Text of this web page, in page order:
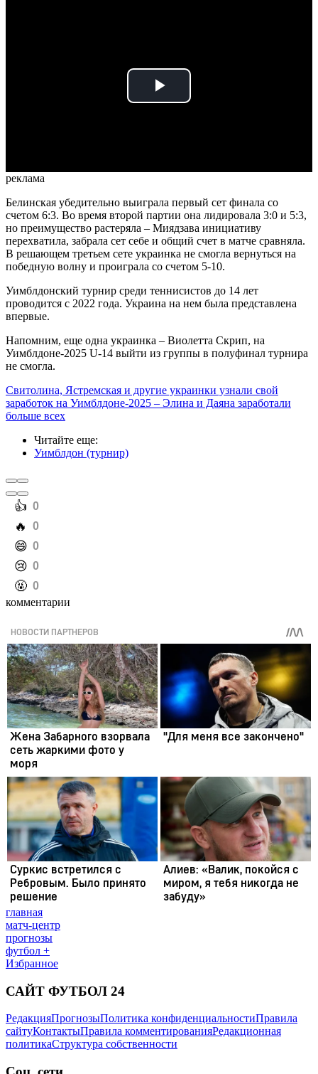
Play
реклама
Белинская убедительно выиграла первый сет финала со
счетом 6:3. Во время второй партии она лидировала 3:0 и 5:3,
но преимущество растеряла – Миядзава инициативу
перехватила, забрала сет себе и общий счет в матче сравняла.
В решающем третьем сете украинка не смогла вернуться на
победную волну и проиграла со счетом 5-10.
Уимблдонский турнир среди теннисистов до 14 лет
проводится с 2022 года. Украина на нем была представлена
впервые.
Напомним, еще одна украинка – Виолетта Скрип, на
Уимблдоне-2025 U-14 выйти из группы в полуфинал турнира
не смогла.
Свитолина, Ястремская и другие украинки узнали свой
заработок на Уимблдоне-2025 – Элина и Даяна заработали
больше всех
Читайте еще:
Уимблдон (турнир)
️👍 0
️🔥 0
️😄 0
️😢 0
️🤬 0
комментарии
главная
матч-центр
прогнозы
футбол +
Избранное
САЙТ ФУТБОЛ 24
РедакцияПрогнозыПолитика конфиденциальностиПравила
сайтуКонтактыПравила комментированияРедакционная
политикаСтруктура собственности